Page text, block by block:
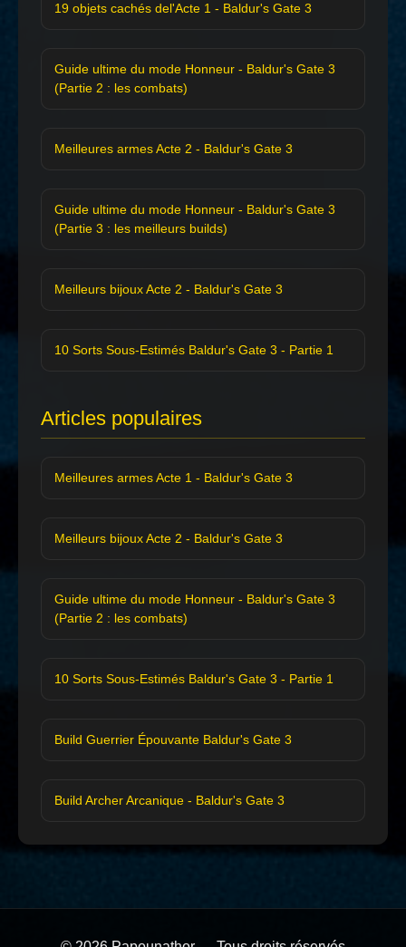
19 objets cachés del'Acte 1 - Baldur's Gate 3
Guide ultime du mode Honneur - Baldur's Gate 3
(Partie 2 : les combats)
Meilleures armes Acte 2 - Baldur's Gate 3
Guide ultime du mode Honneur - Baldur's Gate 3
(Partie 3 : les meilleurs builds)
Meilleurs bijoux Acte 2 - Baldur's Gate 3
10 Sorts Sous-Estimés Baldur's Gate 3 - Partie 1
Articles populaires
Meilleures armes Acte 1 - Baldur's Gate 3
Meilleurs bijoux Acte 2 - Baldur's Gate 3
Guide ultime du mode Honneur - Baldur's Gate 3
(Partie 2 : les combats)
10 Sorts Sous-Estimés Baldur's Gate 3 - Partie 1
Build Guerrier Épouvante Baldur's Gate 3
Build Archer Arcanique - Baldur's Gate 3